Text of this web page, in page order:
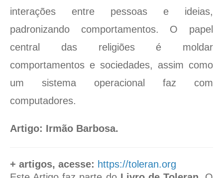
interações entre pessoas e ideias,
padronizando comportamentos. O papel
central das religiões é moldar
comportamentos e sociedades, assim como
um sistema operacional faz com
computadores.
Artigo: Irmão Barbosa.
+ artigos, acesse: https://toleran.org